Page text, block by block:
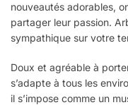
nouveautés adorables,
partager leur passion.
sympathique sur votre
Doux et agréable à
s’adapte à tous les
il s’impose comme un